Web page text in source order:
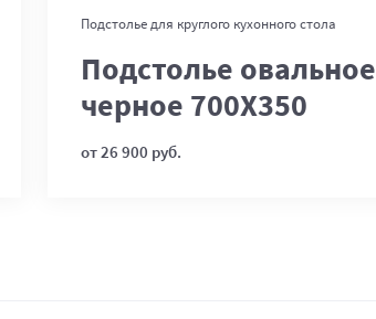
В корзину
Подстолье для круглого кухонного стола
Подстолье овальное
черное 700Х350
от 26 900 руб.